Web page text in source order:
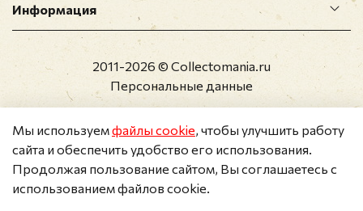
Информация
2011-2026 © Collectomania.ru
Персональные данные
Мы используемфайлы cookie, чтобы улучшить работу
сайта и обеспечить удобство его использования.
Продолжая пользование сайтом, Вы соглашаетесь с
использованием файлов cookie.